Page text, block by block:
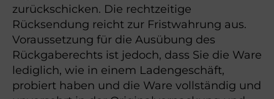
zurückschicken. Die rechtzeitige
Rücksendung reicht zur Fristwahrung aus.
Voraussetzung für die Ausübung des
Rückgaberechts ist jedoch, dass Sie die Ware
lediglich, wie in einem Ladengeschäft,
probiert haben und die Ware vollständig und